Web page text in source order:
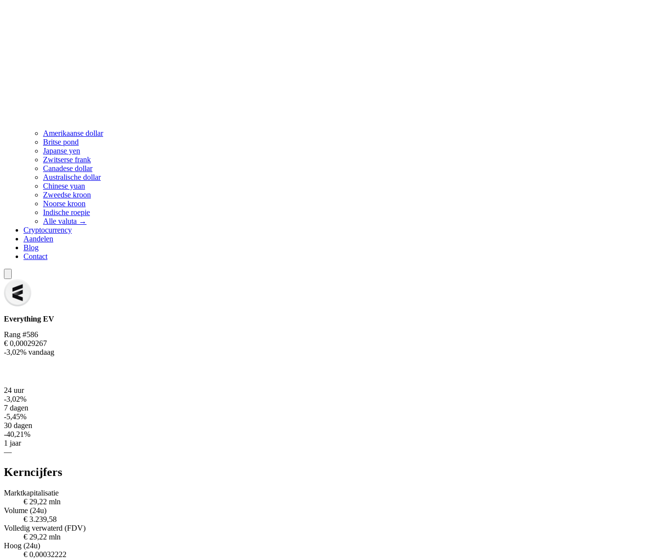
Amerikaanse dollar
Britse pond
Japanse yen
Zwitserse frank
Canadese dollar
Australische dollar
Chinese yuan
Zweedse kroon
Noorse kroon
Indische roepie
Alle valuta →
Cryptocurrency
Aandelen
Blog
Contact
Everything EV
Rang #586
€ 0,00029267
-3,02% vandaag
24 uur
-3,02%
7 dagen
-5,45%
30 dagen
-40,21%
1 jaar
—
Kerncijfers
Marktkapitalisatie
€ 29,22 mln
Volume (24u)
€ 3.239,58
Volledig verwaterd (FDV)
€ 29,22 mln
Hoog (24u)
€ 0,00032222